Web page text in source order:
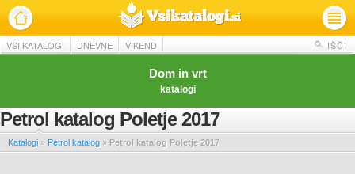
VSI KATALOGI DNEVNE VIKEND IŠČI
Dom in vrt
katalogi
Petrol katalog Poletje 2017
Katalogi » Petrol katalog » Petrol katalog Poletje 2017